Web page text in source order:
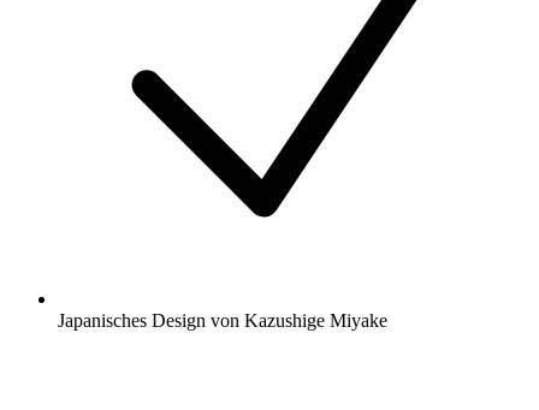
Japanisches Design von Kazushige Miyake